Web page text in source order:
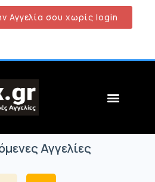
Αγγελία σου χωρίς login
Αγγελίες